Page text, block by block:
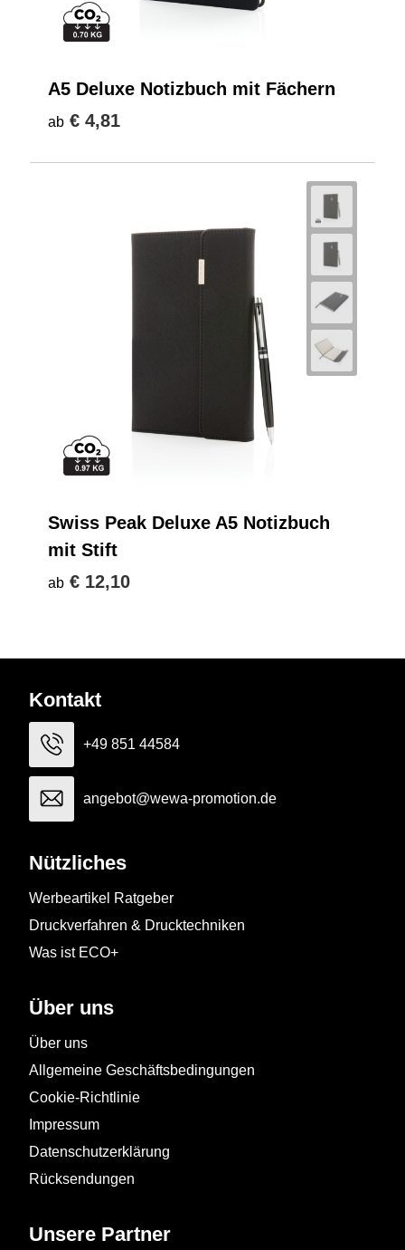
A5 Deluxe Notizbuch mit Fächern
ab € 4,81
Swiss Peak Deluxe A5 Notizbuch
mit Stift
ab € 12,10
Kontakt
+49 851 44584
angebot@wewa-promotion.de
Nützliches
Werbeartikel Ratgeber
Druckverfahren & Drucktechniken
Was ist ECO+
Über uns
Über uns
Allgemeine Geschäftsbedingungen
Cookie-Richtlinie
Impressum
Datenschutzerklärung
Rücksendungen
Unsere Partner